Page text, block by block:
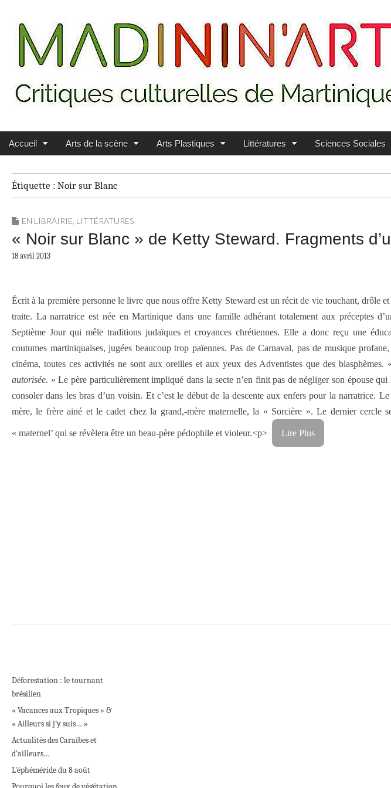
MADININ'ART
Main menu
Skip to content
Accueil Arts de la scène Arts Plastiques Littératures Sciences Sociales
Étiquette : Noir sur Blanc
EN LIBRAIRIE LITTÉRATURES
« Noir sur Blanc » de Ketty Steward. Fragments
18 avril 2013
Écrit à la première personne le livre que nous offre Ketty Steward est un récit de vie touchant, drôle
traite. La narratrice est née en Martinique dans une famille adhérant totalement aux préceptes
Septième Jour qui mêle traditions judaïques et croyances chrétiennes. Elle a donc reçu une
coutumes martiniquaises, jugées beaucoup trop païennes. Pas de Carnaval, pas de musique
cinéma, toutes ces activités ne sont aux oreilles et aux yeux des Adventistes que des blasphèmes. «
autorisée. » Le père particulièrement impliqué dans la secte n’en finit pas de négliger son épouse qui
consoler dans les bras d’un voisin. Et c’est le début de la descente aux enfers pour la narratrice.
mère, le frère ainé et le cadet chez la grand,-mère maternelle, la « Sorcière ». Le dernier cercle
« maternel’ qui se révèlera être un beau-père pédophile et violeur.<p> Lire Plus
Déforestation : le tournant
brésilien
« Vacances aux Tropiques » &
« Ailleurs si j’y suis… »
Actualités des Caraïbes et
d’ailleurs…
L’éphéméride du 8 août